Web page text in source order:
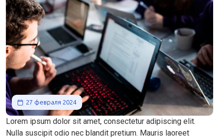
27 февраля 2024
Lorem ipsum dolor sit amet, consectetur adipiscing elit.
Nulla suscipit odio nec blandit pretium. Mauris laoreet